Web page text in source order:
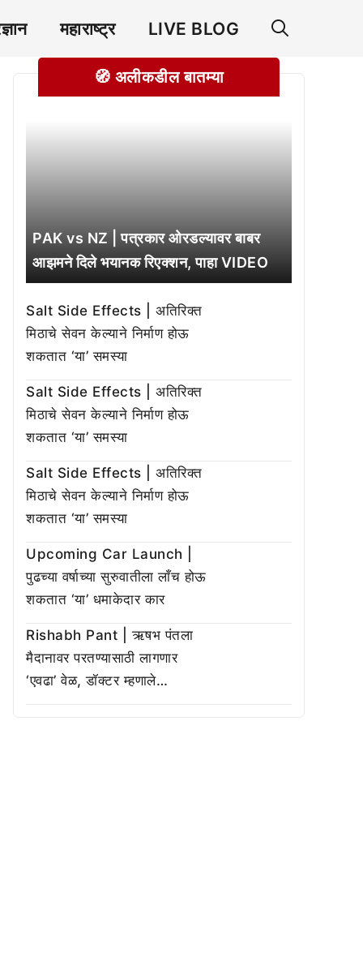
महाराष्ट्र LIVE BLOG
🧭 अलीकडील बातम्या
PAK vs NZ | पत्रकार ओरडल्यावर बाबर
आझमने दिले भयानक रिएक्शन, पाहा VIDEO
Salt Side Effects | अतिरिक्त
मिठाचे सेवन केल्याने निर्माण होऊ
शकतात ‘या’ समस्या
Salt Side Effects | अतिरिक्त
मिठाचे सेवन केल्याने निर्माण होऊ
शकतात ‘या’ समस्या
Salt Side Effects | अतिरिक्त
मिठाचे सेवन केल्याने निर्माण होऊ
शकतात ‘या’ समस्या
Upcoming Car Launch |
पुढच्या वर्षाच्या सुरुवातीला लाँच होऊ
शकतात ‘या’ धमाकेदार कार
Rishabh Pant | ऋषभ पंतला
मैदानावर परतण्यासाठी लागणार
‘एवढा’ वेळ, डॉक्टर म्हणाले…